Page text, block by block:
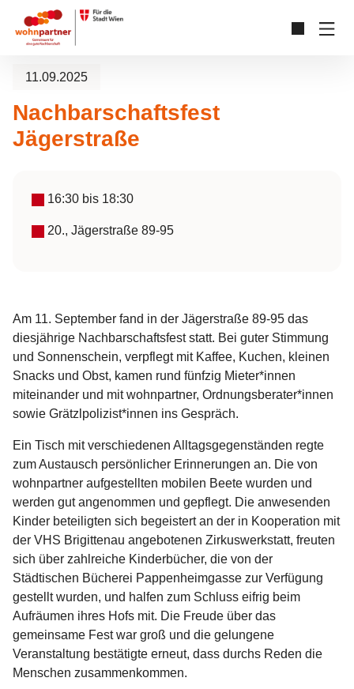
Zum Hauptinhalt springen
Skip to page footer
11.09.2025
Nachbarschaftsfest
Jägerstraße
16:30 bis 18:30
20., Jägerstraße 89-95
Am 11. September fand in der Jägerstraße 89-95 das
diesjährige Nachbarschaftsfest statt. Bei guter Stimmung
und Sonnenschein, verpflegt mit Kaffee, Kuchen, kleinen
Snacks und Obst, kamen rund fünfzig Mieter*innen
miteinander und mit wohnpartner, Ordnungsberater*innen
sowie Grätzlpolizist*innen ins Gespräch.
Ein Tisch mit verschiedenen Alltagsgegenständen regte
zum Austausch persönlicher Erinnerungen an. Die von
wohnpartner aufgestellten mobilen Beete wurden und
werden gut angenommen und gepflegt. Die anwesenden
Kinder beteiligten sich begeistert an der in Kooperation mit
der VHS Brigittenau angebotenen Zirkuswerkstatt, freuten
sich über zahlreiche Kinderbücher, die von der
Städtischen Bücherei Pappenheimgasse zur Verfügung
gestellt wurden, und halfen zum Schluss eifrig beim
Aufräumen ihres Hofs mit. Die Freude über das
gemeinsame Fest war groß und die gelungene
Veranstaltung bestätigte erneut, dass durchs Reden die
Menschen zusammenkommen.